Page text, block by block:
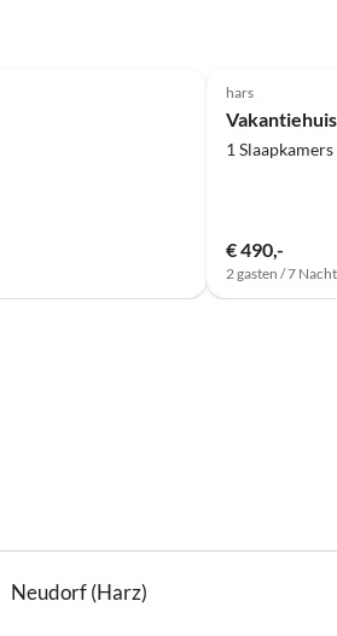
hars
1 Slaapkamers
€ 490,-
2 gasten / 7
Neudorf (Harz)